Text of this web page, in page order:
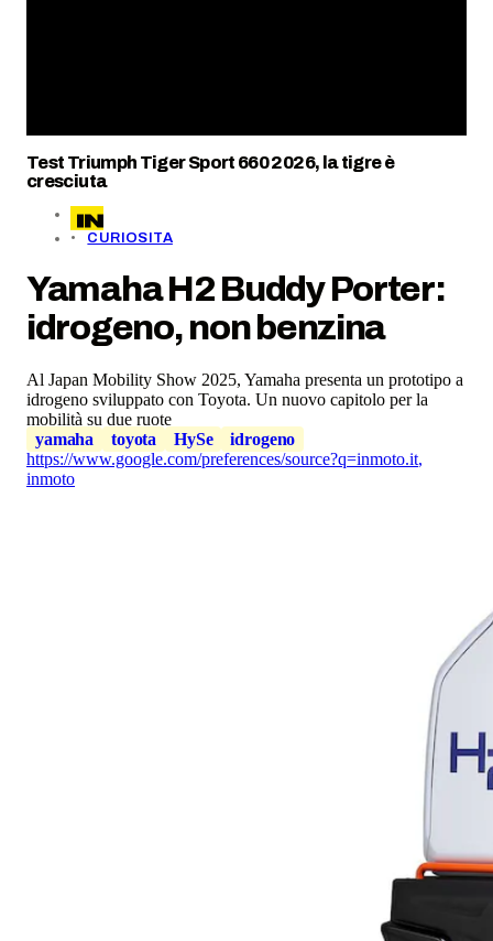
Test Triumph Tiger Sport 660 2026, la tigre è
cresciuta
CURIOSITA
Yamaha H2 Buddy Porter:
idrogeno, non benzina
Al Japan Mobility Show 2025, Yamaha presenta un prototipo a
idrogeno sviluppato con Toyota. Un nuovo capitolo per la
mobilità su due ruote
yamaha
toyota HySe
idrogeno
https://www.google.com/preferences/source?q=inmoto.it,
inmoto